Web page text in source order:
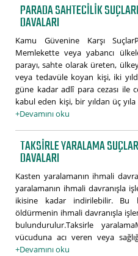
PARADA SAHTECILIK
DAVALARI
Kamu Güvenine Karşı
Memlekette veya yabancı
parayı, sahte olarak üreten,
veya tedavüle koyan kişi, iki
güne kadar adlî para cezası ile
kabul eden kişi, bir yıldan üç
+Devamını oku
TAKSIRLE YARALAMA
DAVALARI
Kasten yaralamanın ihmali
yaralamanın ihmali davranışla
ikisine kadar indirilebilir. Bu
öldürmenin ihmali davranışla
bulundurulur.Taksirle
vücuduna acı veren veya
+Devamını oku